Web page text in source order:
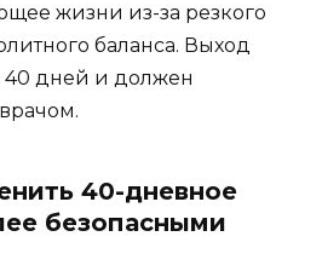
жизни из-за резкого
баланса. Выход
40 дней и должен
40-дневное
безопасными